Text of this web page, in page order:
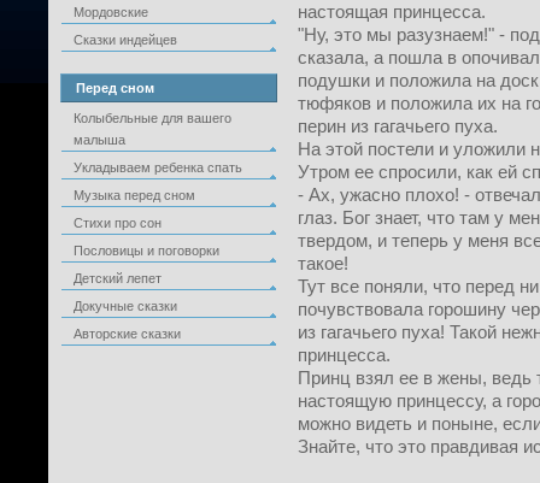
Мордовские
Сказки индейцев
Перед сном
Колыбельные для вашего
малыша
Укладываем ребенка спать
Музыка перед сном
Стихи про сон
Пословицы и поговорки
Детский лепет
Докучные сказки
Авторские сказки
настоящая принцесса.
"Ну, это мы разузнаем!" -
сказала, а пошла в
подушки и положила на
тюфяков и положила их на
перин из гагачьего пуха.
На этой постели и уложили
Утром ее спросили, как ей
- Ах, ужасно плохо! -
глаз. Бог знает, что там у
твердом, и теперь у меня
такое!
Тут все поняли, что перед
почувствовала горошину
из гагачьего пуха! Такой
принцесса.
Принц взял ее в жены, ведь
настоящую принцессу, а
можно видеть и поныне,
Знайте, что это правдивая